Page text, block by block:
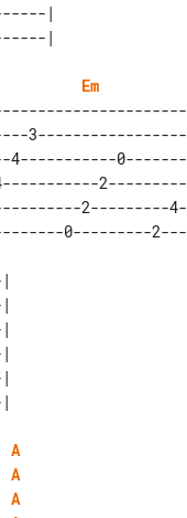
|
Em
3-----------------
4-----------0-------
2---------
2---------4-
0---------2---
|
|
A
A
A